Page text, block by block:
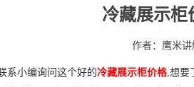
冷藏展示柜
作者：鹰米讲
系小编询问这个好的冷藏展示柜价格,想要